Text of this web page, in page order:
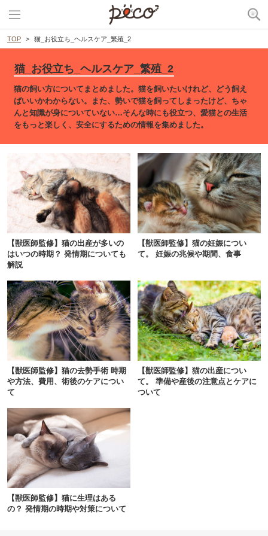
TOP 猫_お役立ち_ヘルスケア_繁殖_2
猫_お役立ち_ヘルスケア_繁殖_2
猫の飼い方についてまとめました。猫を飼いたいけれど、どう飼え
ばいいかわからない。また、勢いで猫を飼ってしまったけど、ちゃ
んと知識が身についていない…そんな時にも役立つ、愛猫との生活
をもっと楽しく、安全にするための情報を集めました。
【獣医師監修】猫の出産が多いの
はいつの時期？ 発情期についても
解説
【獣医師監修】猫の妊娠につい
て。 妊娠の兆候や期間、食事
【獣医師監修】猫の去勢手術 時期
や方法、費用、術後のケアについ
て
【獣医師監修】猫の出産につい
て。 準備や産後の注意点とケアに
ついて
【獣医師監修】猫に生理はある
の？ 発情期の時期や対策について
閉じる
pecodogs
pecocats
ねこ部をフォロー
PECOアプリをダウンロード済みの方
アプリをダウンロードする